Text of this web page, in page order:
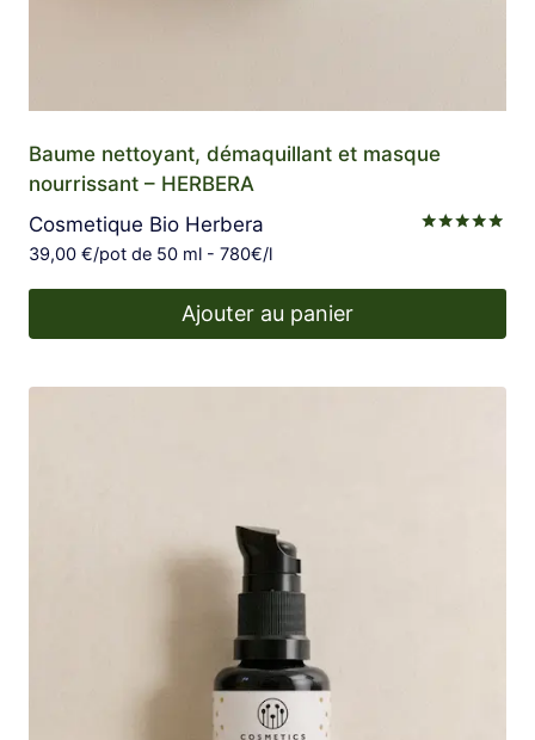
Baume nettoyant, démaquillant et masque
nourrissant – HERBERA
Cosmetique Bio Herbera
39,00 €/pot de 50 ml - 780€/l
Ajouter au panier